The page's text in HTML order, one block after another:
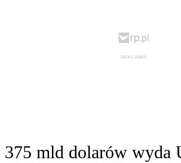
375 mld dolarów wyda